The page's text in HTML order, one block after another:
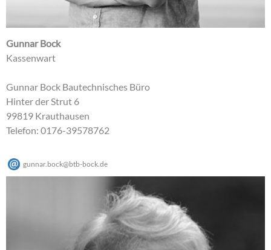
Gunnar Bock
Kassenwart
Gunnar Bock Bautechnisches Büro
Hinter der Strut 6
99819 Krauthausen
Telefon: 0176-39578762
gunnar.bock@btb-bock.de